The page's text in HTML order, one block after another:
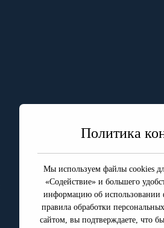
Политика
Мы используем файлы cookies
«Содействие» и большего
информацию об использовании
правила обработки
сайтом, вы подтверждаете, что